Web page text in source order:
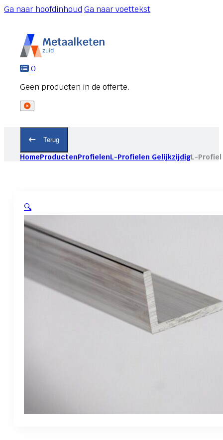
Ga naar hoofdinhoudGa naar voettekst
0
Terug
HomeProductenProfielenL-Profielen GelijkzijdigL-
🔍